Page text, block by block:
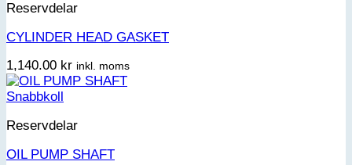
Reservdelar
CYLINDER HEAD GASKET
1,140.00 kr inkl. moms
Snabbkoll
Reservdelar
OIL PUMP SHAFT